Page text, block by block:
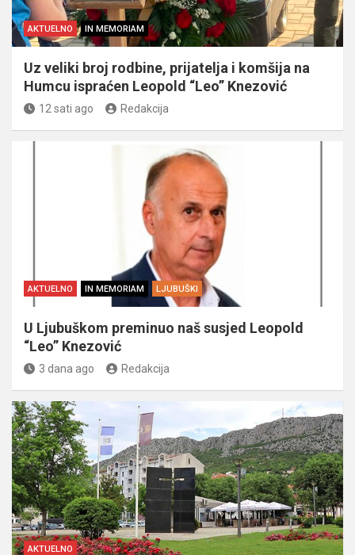
AKTUELNO IN MEMORIAM
Uz veliki broj rodbine, prijatelja i komšija na
Humcu ispraćen Leopold “Leo” Knezović
12 sati ago Redakcija
AKTUELNO IN MEMORIAM LJUBUŠKI
U Ljubuškom preminuo naš susjed Leopold
“Leo” Knezović
3 dana ago Redakcija
AKTUELNO